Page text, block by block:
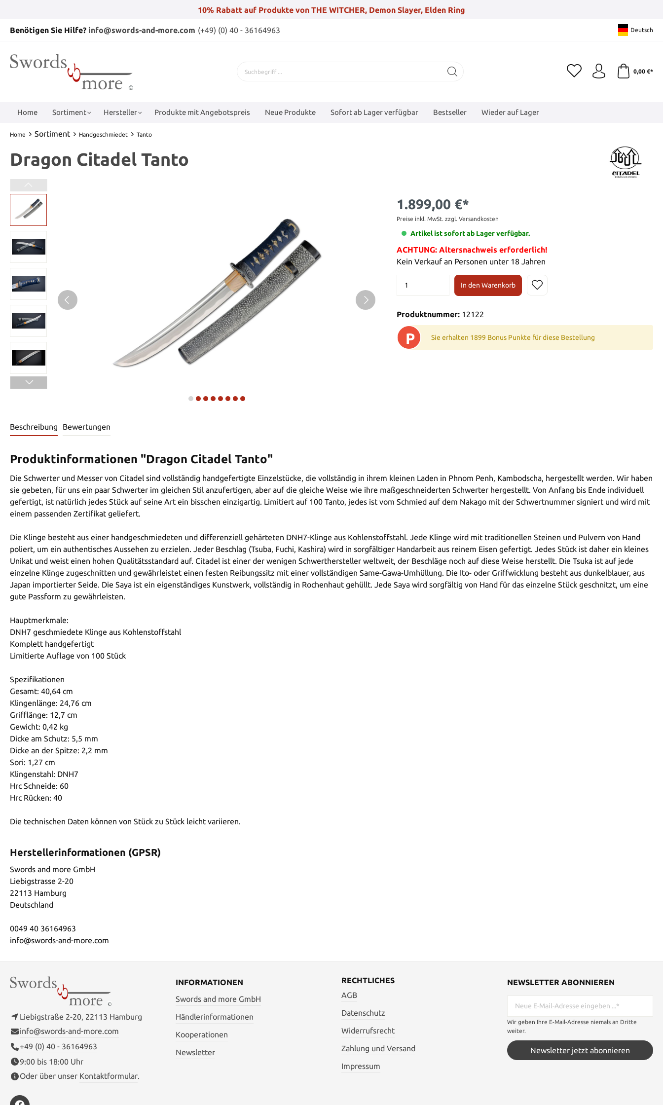
10% Rabatt auf Produkte von THE WITCHER, Demon Slayer, Elden Ring
Benötigen Sie Hilfe? info@swords-and-more.com (+49) (0) 40 - 36164963 Deutsch
0,00 €*
Home Sortiment Hersteller Produkte mit Angebotspreis Neue Produkte Sofort ab Lager verfügbar Bestseller Wieder auf Lager
Home Sortiment Handgeschmiedet Tanto
Dragon Citadel Tanto
1.899,00 €*
Preise inkl. MwSt. zzgl. Versandkosten
Artikel ist sofort ab Lager verfügbar.
ACHTUNG: Altersnachweis erforderlich!
Kein Verkauf an Personen unter 18 Jahren
In den Warenkorb
Produktnummer: 12122
P Sie erhalten 1899 Bonus Punkte für diese Bestellung
Beschreibung Bewertungen
Produktinformationen "Dragon Citadel Tanto"
Die Schwerter und Messer von Citadel sind vollständig handgefertigte Einzelstücke, die vollständig in ihrem kleinen Laden in Phnom Penh, Kambodscha, hergestellt werden. Wir haben
sie gebeten, für uns ein paar Schwerter im gleichen Stil anzufertigen, aber auf die gleiche Weise wie ihre maßgeschneiderten Schwerter hergestellt. Von Anfang bis Ende individuell
gefertigt, ist natürlich jedes Stück auf seine Art ein bisschen einzigartig. Limitiert auf 100 Tanto, jedes ist vom Schmied auf dem Nakago mit der Schwertnummer signiert und wird mit
einem passenden Zertifikat geliefert.
Die Klinge besteht aus einer handgeschmiedeten und differenziell gehärteten DNH7-Klinge aus Kohlenstoffstahl. Jede Klinge wird mit traditionellen Steinen und Pulvern von Hand
poliert, um ein authentisches Aussehen zu erzielen. Jeder Beschlag (Tsuba, Fuchi, Kashira) wird in sorgfältiger Handarbeit aus reinem Eisen gefertigt. Jedes Stück ist daher ein kleines
Unikat und weist einen hohen Qualitätsstandard auf. Citadel ist einer der wenigen Schwerthersteller weltweit, der Beschläge noch auf diese Weise herstellt. Die Tsuka ist auf jede
einzelne Klinge zugeschnitten und gewährleistet einen festen Reibungssitz mit einer vollständigen Same-Gawa-Umhüllung. Die Ito- oder Griffwicklung besteht aus dunkelblauer, aus
Japan importierter Seide. Die Saya ist ein eigenständiges Kunstwerk, vollständig in Rochenhaut gehüllt. Jede Saya wird sorgfältig von Hand für das einzelne Stück geschnitzt, um eine
gute Passform zu gewährleisten.
Hauptmerkmale:
DNH7 geschmiedete Klinge aus Kohlenstoffstahl
Komplett handgefertigt
Limitierte Auflage von 100 Stück
Spezifikationen
Gesamt: 40,64 cm
Klingenlänge: 24,76 cm
Grifflänge: 12,7 cm
Gewicht: 0,42 kg
Dicke am Schutz: 5,5 mm
Dicke an der Spitze: 2,2 mm
Sori: 1,27 cm
Klingenstahl: DNH7
Hrc Schneide: 60
Hrc Rücken: 40
Die technischen Daten können von Stück zu Stück leicht variieren.
Herstellerinformationen (GPSR)
Swords and more GmbH
Liebigstrasse 2-20
22113 Hamburg
Deutschland
0049 40 36164963
info@swords-and-more.com
Liebigstraße 2-20, 22113 Hamburg
info@swords-and-more.com
+49 (0) 40 - 36164963
9:00 bis 18:00 Uhr
Oder über unser Kontaktformular.
INFORMATIONEN
Swords and more GmbH
Händlerinformationen
Kooperationen
Newsletter
RECHTLICHES
AGB
Datenschutz
Widerrufsrecht
Zahlung und Versand
Impressum
NEWSLETTER ABONNIEREN
Wir geben Ihre E-Mail-Adresse niemals an Dritte
weiter.
Newsletter jetzt abonnieren